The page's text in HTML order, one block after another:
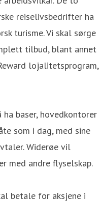
reiselivsbedrifter ha
turisme. Vi skal sørge
tilbud, blant annet
lojalitetsprogram,
baser, hovedkontorer
som i dag, med sine
Widerøe vil
med andre flyselskap.
betale for aksjene i